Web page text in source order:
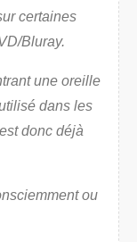
certaines
Bluray.
une oreille
dans les
donc déjà
ou